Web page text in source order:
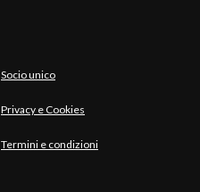
Socio unico
Privacy e Cookies
Termini e condizioni